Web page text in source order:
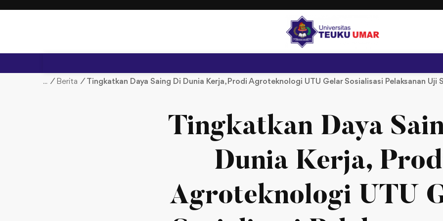
t
/ Berita / Tingkatkan Daya Saing Di Dunia Kerja, Prodi Agroteknologi UTU Gelar Sosialisasi Pelaksanan Uji
Tingkatkan Daya
Dunia Kerja,
Agroteknologi UTU